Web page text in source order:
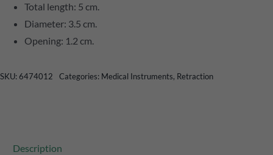
Total length: 5 cm.
Diameter: 3.5 cm.
Opening: 1.2 cm.
SKU:6474012 Categories: Medical Instruments, Retraction
Description